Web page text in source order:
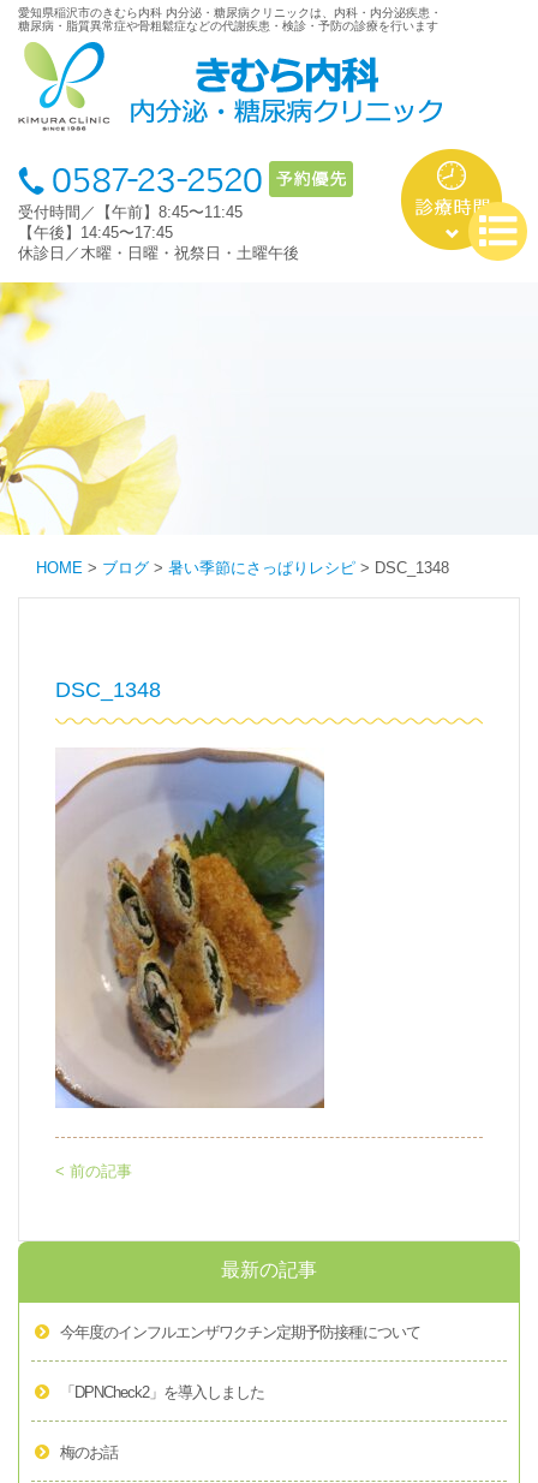
愛知県稲沢市のきむら内科 内分泌・糖尿病クリニックは、内科・内分泌疾患・
糖尿病・脂質異常症や骨粗鬆症などの代謝疾患・検診・予防の診療を行います
受付時間／【午前】8:45〜11:45
【午後】14:45〜17:45
休診日／木曜・日曜・祝祭日・土曜午後
HOME > ブログ > 暑い季節にさっぱりレシピ > DSC_1348
DSC_1348
< 前の記事
最新の記事
今年度のインフルエンザワクチン定期予防接種について
「DPNCheck2」を導入しました
梅のお話